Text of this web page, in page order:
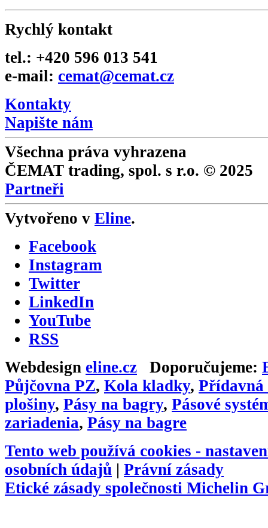
Rychlý kontakt
tel.: +420 596 013 541
e-mail: cemat@cemat.cz
Kontakty
Napište nám
Všechna práva vyhrazena
ČEMAT trading, spol. s r.o. © 2025
Partneři
Vytvořeno v Eline.
Facebook
Instagram
Twitter
LinkedIn
YouTube
RSS
Webdesign eline.cz Doporučujeme:
Půjčovna PZ, Kola kladky, Přídavná
plošiny, Pásy na bagry, Pásové
zariadenia, Pásy na bagre
Tento web používá cookies -
osobních údajů | Právní zásady
Etické zásady společnosti Michelin